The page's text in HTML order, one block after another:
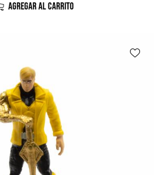
AGREGAR AL CARRITO